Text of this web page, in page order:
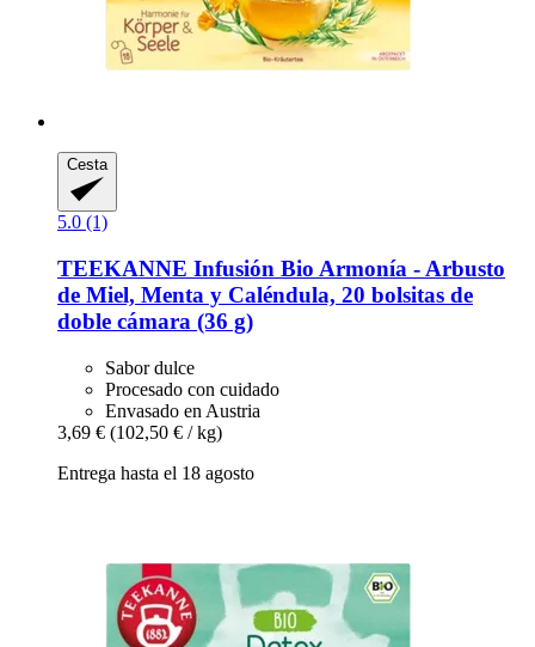
Cesta
5.0 (1)
TEEKANNE Infusión Bio Armonía -​ Arbusto
de Miel, Menta y Caléndula, 20 bolsitas de
doble cámara (36 g)
Sabor dulce
Procesado con cuidado
Envasado en Austria
3,69 € (102,50 € / kg)
Entrega hasta el 18 agosto